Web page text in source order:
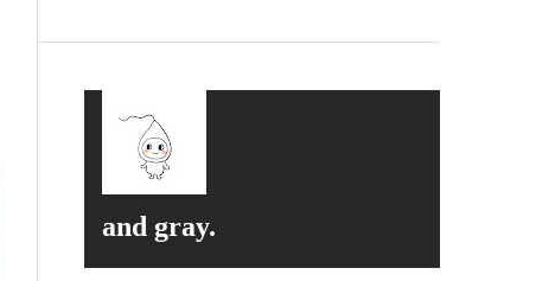
and gray.